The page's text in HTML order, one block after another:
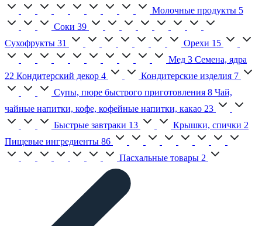
Молочные продукты 5
Соки 39
Сухофрукты 31 Орехи 15
Мед 3 Семена, ядра
22 Кондитерский декор 4 Кондитерские изделия 7
Супы, пюре быстрого приготовления 8 Чай,
чайные напитки, кофе, кофейные напитки, какао 23
Быстрые завтраки 13 Крышки, спички 2
Пищевые ингредиенты 86
Пасхальные товары 2